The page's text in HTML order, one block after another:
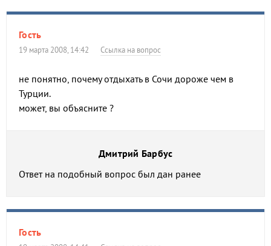
Гость
19 марта 2008, 14:42 Ссылка на вопрос
не понятно, почему отдыхать в Сочи дороже чем в
Турции.
может, вы объясните ?
Дмитрий Барбус
Ответ на подобный вопрос был дан ранее
Гость